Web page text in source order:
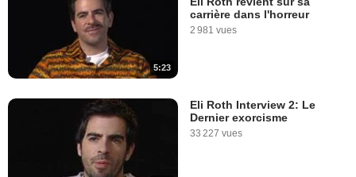
5:23
carrière dans l'horreur
2 981 vues
Eli Roth Interview 2: Le
Dernier exorcisme
33 227 vues